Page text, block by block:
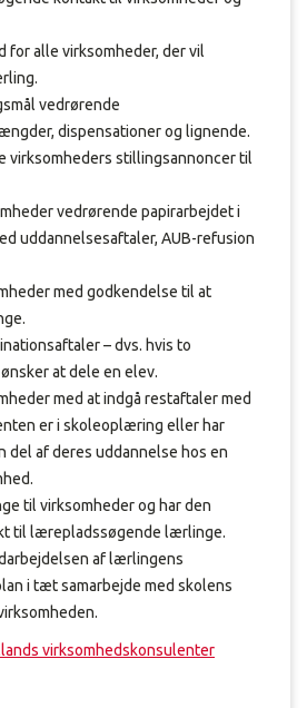
for alle virksomheder, der vil
vedrørende
dispensationer og lignende.
virksomheders stillingsannoncer til
vedrørende papirarbejdet i
uddannelsesaftaler, AUB-refusion
med godkendelse til at
– dvs. hvis to
at dele en elev.
med at indgå restaftaler med
er i skoleoplæring eller har
del af deres uddannelse hos en
til virksomheder og har den
til lærepladssøgende lærlinge.
af lærlingens
i tæt samarbejde med skolens
virksomhedskonsulenter